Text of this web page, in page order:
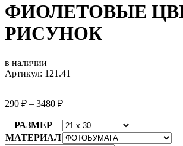
ФИОЛЕТОВЫЕ
РИСУНОК
в наличии
Артикул: 121.41
290 ₽ – 3480 ₽
РАЗМЕР
МАТЕРИАЛ